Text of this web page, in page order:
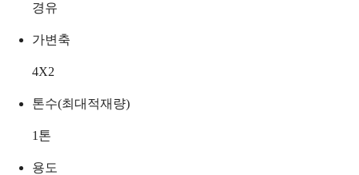
경유
가변축
4X2
톤수(최대적재량)
1 톤
용도